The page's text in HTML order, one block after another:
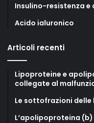
Insulino-resistenza e
Acido ialuronico
Articoli recenti
Lipoproteine e
collegate al
Le sottofrazioni
L’apolipoproteina (b)